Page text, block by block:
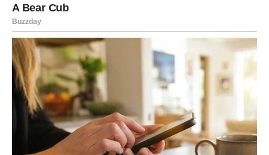
Zvijezde vam donose neočekivanu vijest koja mijenja
mnogo toga.
Moguće je da ćete konačno dobiti ono čemu ste se dugo
nadali.
Ništa više neće biti isto
Pred vama su veoma uzbudljivi trenuci.